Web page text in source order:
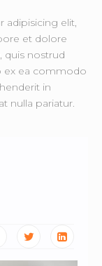
adipisicing elit,
et dolore
quis nostrud
ex ea commodo
in
nulla pariatur.